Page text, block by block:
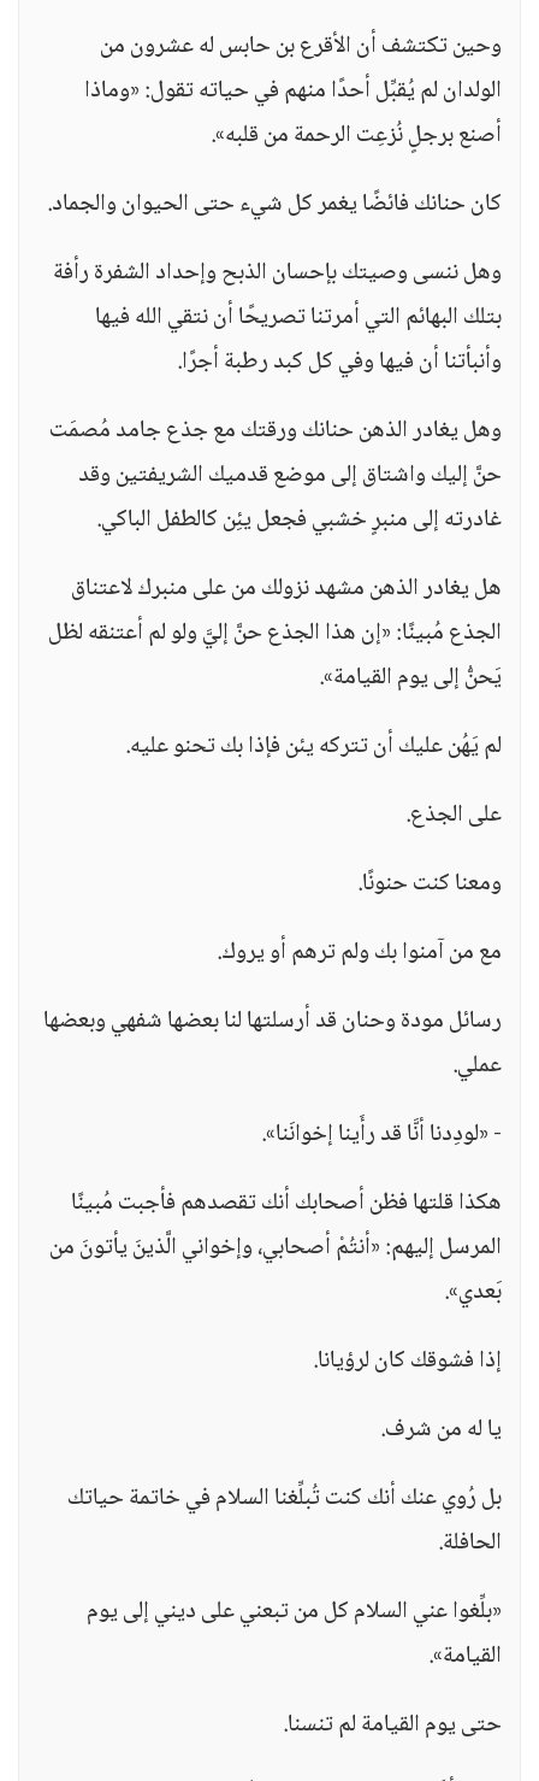
وحين تكتشف أن الأقرع بن حابس له عشرون من
الولدان لم يُقبِّل أحدًا منهم في حياته تقول: «وماذا
أصنع برجلٍ نُزعِت الرحمة من قلبه».
كان حنانك فائضًا يغمر كل شيء حتى الحيوان والجماد.
وهل ننسى وصيتك بإحسان الذبح وإحداد الشفرة رأفة
بتلك البهائم التي أمرتنا تصريحًا أن نتقي الله فيها
وأنبأتنا أن فيها وفي كل كبد رطبة أجرًا.
وهل يغادر الذهن حنانك ورقتك مع جذع جامد مُصمَت
حنَّ إليك واشتاق إلى موضع قدميك الشريفتين وقد
غادرته إلى منبرٍ خشبي فجعل يئِن كالطفل الباكي.
هل يغادر الذهن مشهد نزولك من على منبرك لاعتناق
الجذع مُبينًا: «إن هذا الجذع حنَّ إليَّ ولو لم أعتنقه لظل
يَحنُّ إلى يوم القيامة».
لم يَهُن عليك أن تتركه يئن فإذا بك تحنو عليه.
على الجذع.
ومعنا كنت حنونًا.
مع من آمنوا بك ولم ترهم أو يروك.
رسائل مودة وحنان قد أرسلتها لنا بعضها شفهي وبعضها
عملي.
- «لودِدنا أنَّا قد رأَينا إخوانَنا».
هكذا قلتها فظن أصحابك أنك تقصدهم فأجبت مُبينًا
المرسل إليهم: «أنتُمْ أصحابي، وإخواني الَّذينَ يأتونَ من
بَعدي».
إذا فشوقك كان لرؤيانا.
يا له من شرف.
بل رُوي عنك أنك كنت تُبلِّغنا السلام في خاتمة حياتك
الحافلة.
«بلِّغوا عني السلام كل من تبعني على ديني إلى يوم
القيامة».
حتى يوم القيامة لم تنسنا.